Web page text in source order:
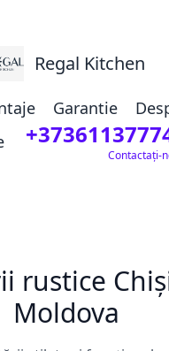
Regal Kitchen
Garantie
Contactați-
rustice
Moldova